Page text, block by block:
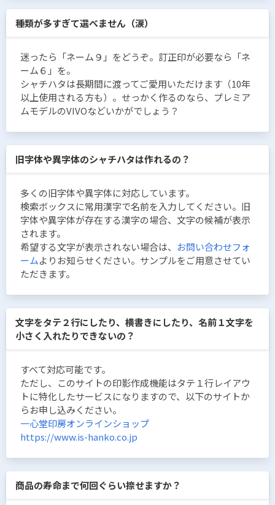
種類が多すぎて選べません（涙）
迷ったら「ネーム９」をどうぞ。訂正印が必要なら「ネ
ーム６」を。
シャチハタは長期間に渡ってご愛用いただけます（10年
以上使用される方も）。せっかく作るのなら、プレミア
ムモデルのVIVOなどいかがでしょう？
旧字体や異字体のシャチハタは作れるの？
多くの旧字体や異字体に対応しています。
検索ボックスに常用漢字で名前を入力してください。旧
字体や異字体が存在する漢字の場合、文字の候補が表示
されます。
希望する文字が表示されない場合は、 お問い合わせフォ
ームよりお知らせください。サンプルをご用意させてい
ただきます。
文字をタテ２行にしたり、横書きにしたり、名前１文字を
小さく入れたりできないの？
すべて対応可能です。
ただし、このサイトの印影作成機能はタテ１行レイアウ
トに特化したサービスになりますので、以下のサイトか
らお申し込みください。
一心堂印房オンラインショップ
https://www.is-hanko.co.jp
商品の寿命まで何回ぐらい捺せますか？